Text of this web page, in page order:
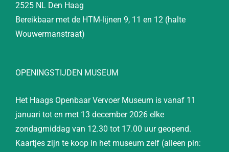
2525 NL Den Haag
Bereikbaar met de HTM-lijnen 9, 11 en 12 (halte
Wouwermanstraat)
OPENINGSTIJDEN MUSEUM
Het Haags Openbaar Vervoer Museum is vanaf 11
januari tot en met 13 december 2026 elke
zondagmiddag van 12.30 tot 17.00 uur geopend.
Kaartjes zijn te koop in het museum zelf (alleen pin: